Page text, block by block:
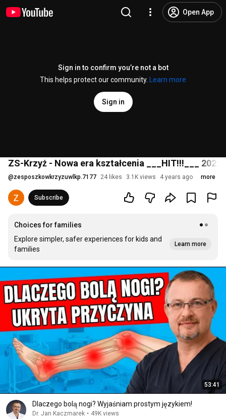
Open App
Sign in to confirm you’re not a bot
This helps protect our community.
Learn more
Sign in
ZS-Krzyż - Nowa era kształcenia ___HIT!!!___ 2022
@zesposzkowkrzyzuwlkp.7177 24 likes 3.1K views 4 years ago more
Subscribe
Choices for families
Explore simpler, safer experiences for kids and
families
Learn more
53:41
Dlaczego bolą nogi? Wyjaśniam prostym językiem!
Dr. Jan Kaczmarek • 49K views